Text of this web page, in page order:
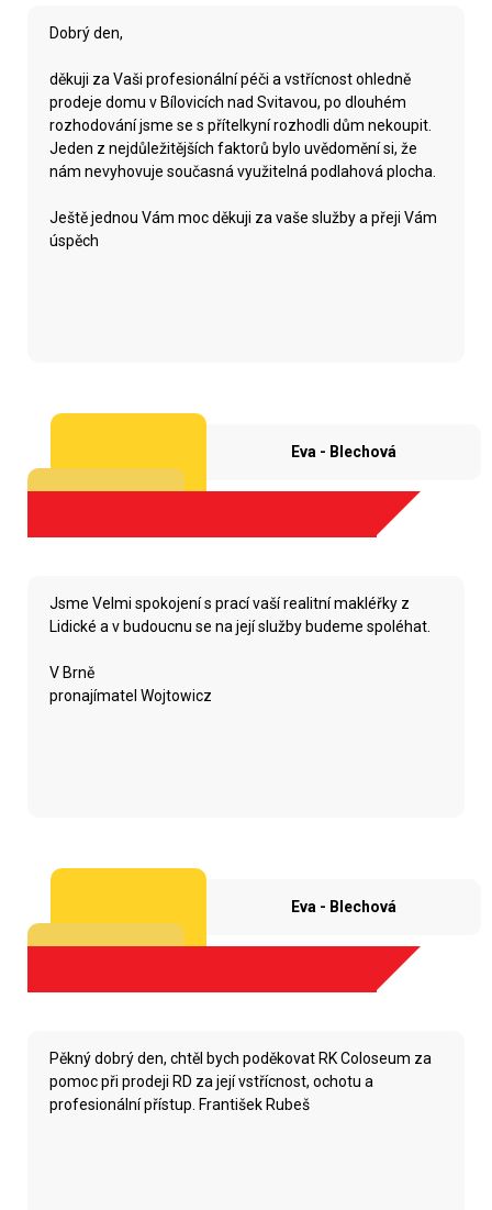
Dobrý den,
děkuji za Vaši profesionální péči a vstřícnost ohledně
prodeje domu v Bílovicích nad Svitavou, po dlouhém
rozhodování jsme se s přítelkyní rozhodli dům nekoupit.
Jeden z nejdůležitějších faktorů bylo uvědomění si, že
nám nevyhovuje současná využitelná podlahová plocha.
Ještě jednou Vám moc děkuji za vaše služby a přeji Vám
úspěch
Eva - Blechová
Jsme Velmi spokojení s prací vaší realitní makléřky z
Lidické a v budoucnu se na její služby budeme spoléhat.
V Brně
pronajímatel Wojtowicz
Eva - Blechová
Pěkný dobrý den, chtěl bych poděkovat RK Coloseum za
pomoc při prodeji RD za její vstřícnost, ochotu a
profesionální přístup. František Rubeš